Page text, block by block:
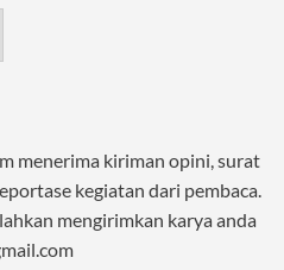
menerima kiriman opini, surat
kegiatan dari pembaca.
mengirimkan karya anda